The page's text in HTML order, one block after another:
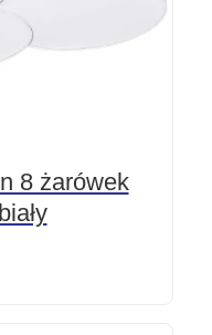
8 żarówek